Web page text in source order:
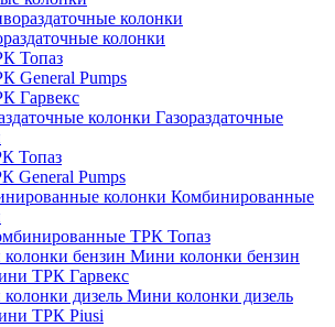
колонки
Топаз
General Pumps
Гарвекс
Газораздаточные
Топаз
General Pumps
Комбинированные
ТРК Топаз
Мини колонки бензин
ТРК Гарвекс
Мини колонки дизель
ТРК Piusi